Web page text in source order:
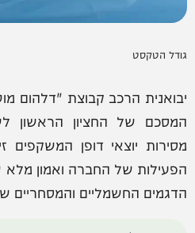
גודל הטקסט
יבואנית הרכב קבוצת "דלהום
מסירות יוצאי דופן המשקפים
הפעילות של החברה ואמון
הדגמים החשמליים והמסחריים